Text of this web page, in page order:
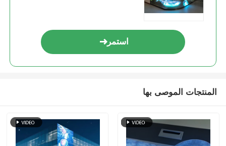
استمر
المنتجات الموصى بها